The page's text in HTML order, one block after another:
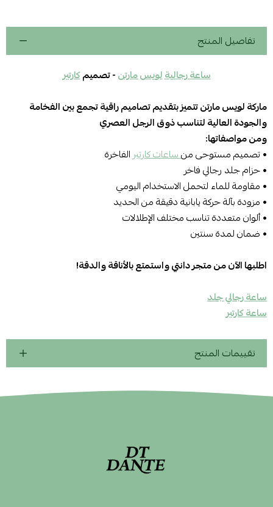
تفاصيل المنتج
ساعة رجاليةلويس مارتن- تصميمكارتير
ماركة لويس مارتن تتميز بتقديم تصاميم راقية تجمع بين الفخامة
والجودة العالية لتناسب ذوق الرجل العصري
ومن مواصفاتها:
• تصميم مستوحى منساعات كارتيرالفاخرة
• حزام جلد رجالي فاخر
• مقاومة للماء لتحمل الاستخدام اليومي
• مزودة بآلة حركة يابانية دقيقة من الحديد
• ألوان متعددة تناسب مختلف الإطلالات
• ضمان لمدة سنتين
اطلبها الآن من متجر دانتي واستمتع بالأناقة والدقة!
ساعة رجالي جلد
ساعة كارتير
تقييمات المنتج